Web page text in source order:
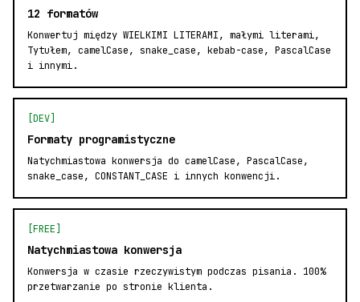
12 formatów
Konwertuj między WIELKIMI LITERAMI, małymi literami,
Tytułem, camelCase, snake_case, kebab-case, PascalCase
i innymi.
[DEV]
Formaty programistyczne
Natychmiastowa konwersja do camelCase, PascalCase,
snake_case, CONSTANT_CASE i innych konwencji.
[FREE]
Natychmiastowa konwersja
Konwersja w czasie rzeczywistym podczas pisania. 100%
przetwarzanie po stronie klienta.